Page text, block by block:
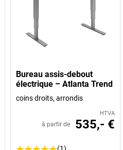
Bureau assis-debout
électrique – Atlanta Trend
coins droits, arrondis
HTVA
à partir de 535,- €